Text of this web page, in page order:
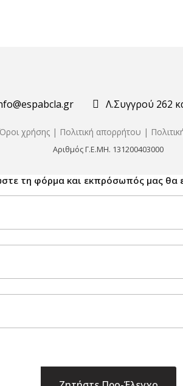
Λ.Συγγρού 262
χρήσης | Πολιτική απορρήτου |
Αριθμός Γ.Ε.ΜΗ. 131200403000
τη φόρμα και εκπρόσωπός μας θα